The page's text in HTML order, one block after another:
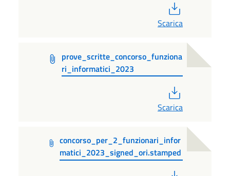
Scarica
prove_scritte_concorso_funziona
ri_informatici_2023
Scarica
concorso_per_2_funzionari_infor
matici_2023_signed_ori.stamped